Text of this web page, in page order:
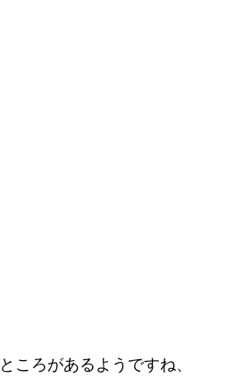
ころがあるようですね、